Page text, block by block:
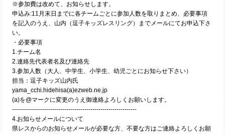
※参加費は改めて、お知らせします。
申込み:11月末日までに各チームごとに参加人数を取りまとめ、必要事項
を記入のうえ、山内（逗子キッズレスリング）までメールにてお申込下さ
い。
・必要事項
1.チーム名
2.連絡先代表者名及び連絡先
3.参加人数（大人、中学生、小学生、幼児ごとにお知らせ下さい）
担当：逗子キッズ山内氏
yama_cchi.hidehisa(a)ezweb.ne.jp
(a)を@マークに変更のうえ御連絡よろしくお願いします。
--------------------------------------------------------------
4.お知らせメールについて
県レスからのお知らせメールが必要な方、不要な方はご連絡よろしくお願